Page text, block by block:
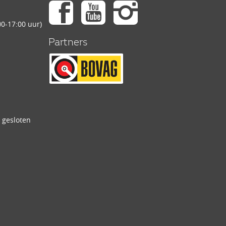
17:00 uur)
Partners